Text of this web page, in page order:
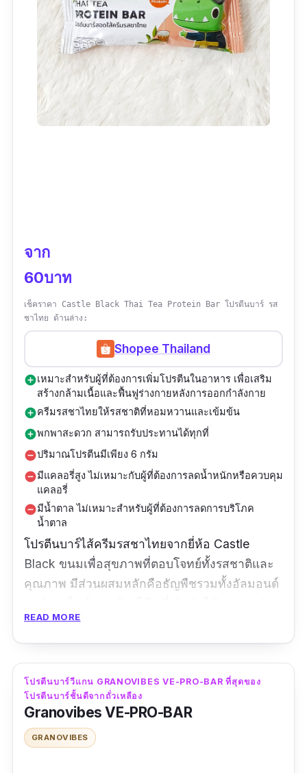
จาก
60บาท
เช็คราคา Castle Black Thai Tea Protein Bar โปรตีนบาร์ รส
ชาไทย ด้านล่าง:
Shopee Thailand
add_circleเหมาะสำหรับผู้ที่ต้องการเพิ่มโปรตีนในอาหาร เพื่อเสริม
สร้างกล้ามเนื้อและฟื้นฟูร่างกายหลังการออกกำลังกาย
add_circleครีมรสชาไทยให้รสชาติที่หอมหวานและเข้มข้น
add_circleพกพาสะดวก สามารถรับประทานได้ทุกที่
remove_circleปริมาณโปรตีนมีเพียง 6 กรัม
remove_circleมีแคลอรี่สูง ไม่เหมาะกับผู้ที่ต้องการลดน้ำหนักหรือควบคุม
แคลอรี่
remove_circleมีน้ำตาล ไม่เหมาะสำหรับผู้ที่ต้องการลดการบริโภค
น้ำตาล
โปรตีนบาร์ไส้ครีมรสชาไทยจากยี่ห้อ Castle
Black ขนมเพื่อสุขภาพที่ตอบโจทย์ทั้งรสชาติและ
คุณภาพ มีส่วนผสมหลักคือธัญพืชรวมทั้งอัลมอนด์
พร้อมทั้งสอดไส้ด้วยครีมรสชาไทยที่หอมหวานและ
เข้มข้น นอกจากนี้ยังมีโปรตีนซึ่งเหมาะสำหรับการ
เสริมสร้างกล้ามเนื้อและฟื้นฟูร่างกาย ไม่เพียงแต่
เป็นตัวเลือกที่ดีสำหรับการทานอาหารว่างหรือ
ก่อน-หลังออกกำลังกาย แต่ยังเป็นทางเลือกที่ดี
สำหรับผู้ที่ต้องการควบคุมอาหารและรักษาสุขภาพ
ได้อย่างไม่น่าเบื่อ
READ MORE
โปรตีนบาร์วีแกน GRANOVIBES VE-PRO-BAR ที่สุดของ
โปรตีนบาร์ชั้นดีจากถั่วเหลือง
Granovibes VE-PRO-BAR
GRANOVIBES